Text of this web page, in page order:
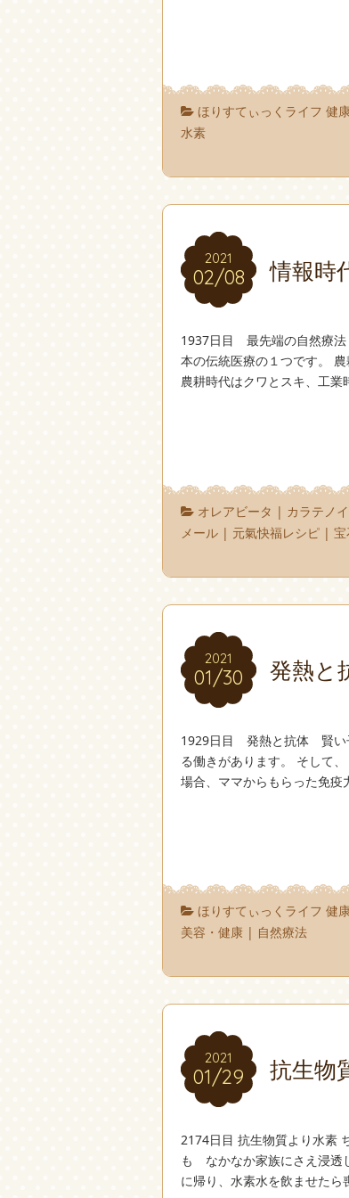
ほりすてぃっくライフ 健
水素
2021
02/08
2021
02/08 情報時
1937日目 最先端の自然療法
本の伝統医療の１つです。
農耕時代はクワとスキ、工
オレアビータ | カラテノ
メール | 元氣快福レシピ | 宝
2021
01/30
2021
01/30 発熱と
1929日目 発熱と抗体 賢い
る働きがあります。 そして
場合、ママからもらった免
ほりすてぃっくライフ 健
美容・健康 | 自然療法
2021
01/29
2021
01/29 抗生物
2174日目 抗生物質より水素
も なかなか家族にさえ浸透
に帰り、水素水を飲ませた